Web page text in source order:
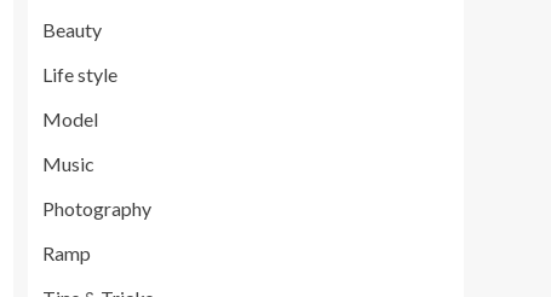
Beauty
Life style
Model
Music
Photography
Ramp